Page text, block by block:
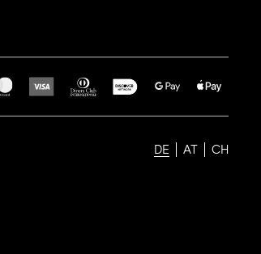
DE AT CH